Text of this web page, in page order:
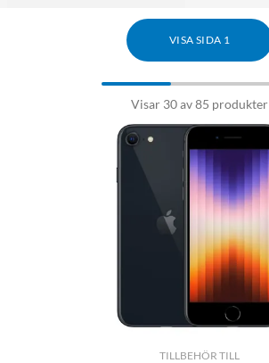
TILLBEHÖR TILL
VISA SIDA 1
Visar 30 av 85 produkter